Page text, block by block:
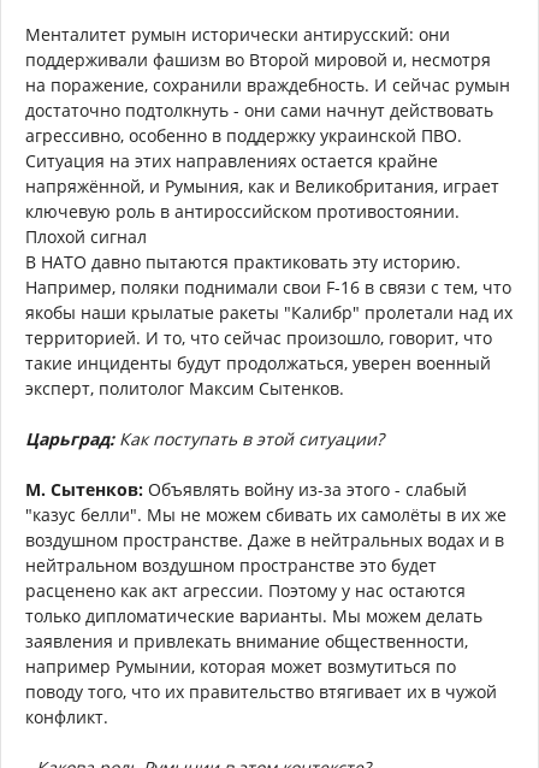
Менталитет румын исторически антирусский: они
поддерживали фашизм во Второй мировой и, несмотря
на поражение, сохранили враждебность. И сейчас румын
достаточно подтолкнуть - они сами начнут действовать
агрессивно, особенно в поддержку украинской ПВО.
Ситуация на этих направлениях остается крайне
напряжённой, и Румыния, как и Великобритания, играет
ключевую роль в антироссийском противостоянии.
Плохой сигнал
В НАТО давно пытаются практиковать эту историю.
Например, поляки поднимали свои F-16 в связи с тем, что
якобы наши крылатые ракеты "Калибр" пролетали над их
территорией. И то, что сейчас произошло, говорит, что
такие инциденты будут продолжаться, уверен военный
эксперт, политолог Максим Сытенков.
Царьград: Как поступать в этой ситуации?
М. Сытенков: Объявлять войну из-за этого - слабый
"казус белли". Мы не можем сбивать их самолёты в их же
воздушном пространстве. Даже в нейтральных водах и в
нейтральном воздушном пространстве это будет
расценено как акт агрессии. Поэтому у нас остаются
только дипломатические варианты. Мы можем делать
заявления и привлекать внимание общественности,
например Румынии, которая может возмутиться по
поводу того, что их правительство втягивает их в чужой
конфликт.